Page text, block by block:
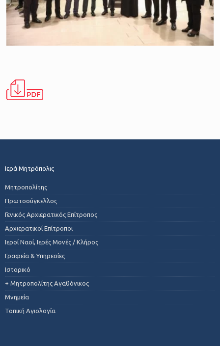
Ιερά Μητρόπολις
Μητροπολίτης
Πρωτοσύγκελλος
Γενικός Αρχιερατικός Επίτροπος
Αρχιερατικοί Επίτροποι
Ιεροί Ναοί, Ιερές Μονές / Κλήρος
Γραφεία & Υπηρεσίες
Ιστορικό
+ Μητροπολίτης Αγαθόνικος
Μνημεία
Τοπική Αγιολογία